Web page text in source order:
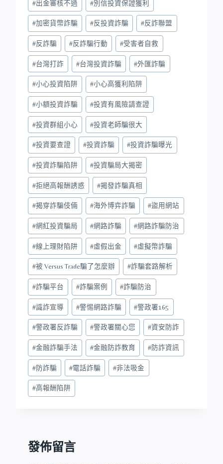
#出金審核不過 #別信投資保證獲利
#加密貨幣詐騙 #反投資詐騙 #反詐聯盟
#反詐騙 #反詐騙行動 #受害者自救
#台灣打詐 #台灣投資詐騙 #外匯詐騙
#小心投資陷阱 #小心高獲利陷阱
#小額投資詐騙 #投資有風險請查證
#投資群組小心 #投資老師騙很大
#投資要查證 #投資詐騙 #投資詐騙曝光
#投資詐騙陷阱 #投資騙局大揭密
#拒絕高報酬誘惑 #揭發詐騙真相
#揭穿詐騙伎倆 #海外博弈詐騙 #盜用網站
#網紅投資騙局 #網路詐騙 #網路詐騙防治
#線上理財陷阱 #虛假出金 #虛擬幣詐騙
#被 Versus Trade騙了怎麼辦 #詐騙套路解析
#詐騙平台 #詐騙案例 #詐騙防治
#識詐宣導 #警惕網路詐騙 #警政署165
#警政署反詐騙 #警政署關心您 #資安防詐
#金融詐騙手法 #金融防詐教育 #防詐資訊
#防詐騙 #電話詐騙 #非法吸金
#高報酬陷阱
發佈留言